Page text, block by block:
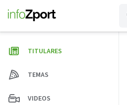
contenido
TITULARES
TEMAS
VIDEOS